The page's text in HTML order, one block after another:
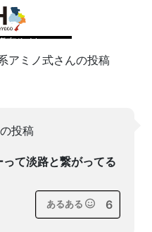
プロジェクト
アミノ式さんの投稿
投稿
て淡路と繋がってる
あるある 6